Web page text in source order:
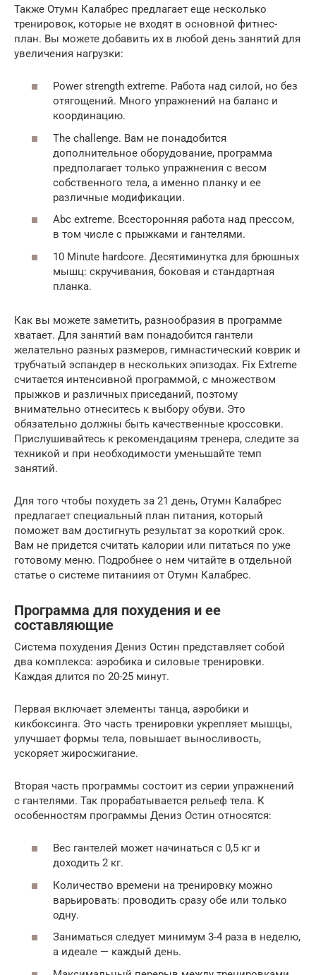
Также Отумн Калабрес предлагает еще несколько
тренировок, которые не входят в основной фитнес-
план. Вы можете добавить их в любой день занятий для
увеличения нагрузки:
Power strength extreme. Работа над силой, но без
отягощений. Много упражнений на баланс и
координацию.
The challenge. Вам не понадобится
дополнительное оборудование, программа
предполагает только упражнения с весом
собственного тела, а именно планку и ее
различные модификации.
Abc extreme. Всесторонняя работа над прессом,
в том числе с прыжками и гантелями.
10 Minute hardcore. Десятиминутка для брюшных
мышц: скручивания, боковая и стандартная
планка.
Как вы можете заметить, разнообразия в программе
хватает. Для занятий вам понадобится гантели
желательно разных размеров, гимнастический коврик и
трубчатый эспандер в нескольких эпизодах. Fix Extreme
считается интенсивной программой, с множеством
прыжков и различных приседаний, поэтому
внимательно отнеситесь к выбору обуви. Это
обязательно должны быть качественные кроссовки.
Прислушивайтесь к рекомендациям тренера, следите за
техникой и при необходимости уменьшайте темп
занятий.
Для того чтобы похудеть за 21 день, Отумн Калабрес
предлагает специальный план питания, который
поможет вам достигнуть результат за короткий срок.
Вам не придется считать калории или питаться по уже
готовому меню. Подробнее о нем читайте в отдельной
статье о системе питаниия от Отумн Калабрес.
Программа для похудения и ее
составляющие
Система похудения Дениз Остин представляет собой
два комплекса: аэробика и силовые тренировки.
Каждая длится по 20-25 минут.
Первая включает элементы танца, аэробики и
кикбоксинга. Это часть тренировки укрепляет мышцы,
улучшает формы тела, повышает выносливость,
ускоряет жиросжигание.
Вторая часть программы состоит из серии упражнений
с гантелями. Так прорабатывается рельеф тела. К
особенностям программы Дениз Остин относятся:
Вес гантелей может начинаться с 0,5 кг и
доходить 2 кг.
Количество времени на тренировку можно
варьировать: проводить сразу обе или только
одну.
Заниматься следует минимум 3-4 раза в неделю,
а идеале — каждый день.